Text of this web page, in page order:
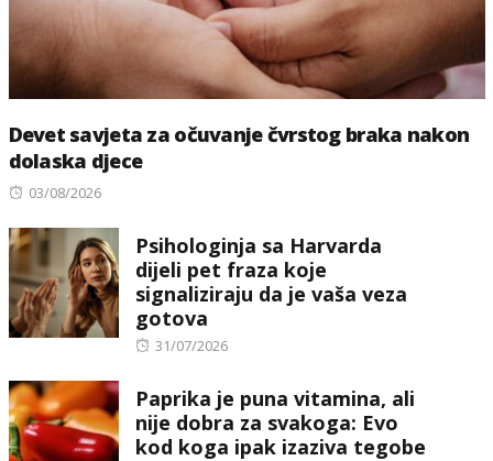
Devet savjeta za očuvanje čvrstog braka nakon
dolaska djece
Posted
03/08/2026
Psihologinja sa Harvarda
dijeli pet fraza koje
signaliziraju da je vaša veza
gotova
Posted
31/07/2026
Paprika je puna vitamina, ali
nije dobra za svakoga: Evo
kod koga ipak izaziva tegobe